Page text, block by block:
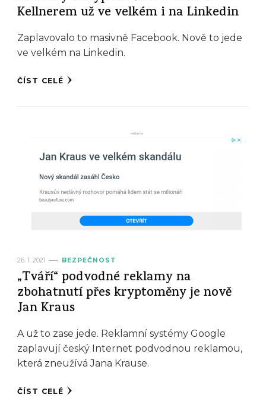
Kellnerem už ve velkém i na Linkedin
Zaplavovalo to masivně Facebook. Nově to jede
ve velkém na Linkedin.
ČÍST CELÉ
26. 1. 2021 BEZPEČNOST
„Tváří“ podvodné reklamy na
zbohatnutí přes kryptoměny je nově
Jan Kraus
A už to zase jede. Reklamní systémy Google
zaplavují český Internet podvodnou reklamou,
která zneužívá Jana Krause.
ČÍST CELÉ